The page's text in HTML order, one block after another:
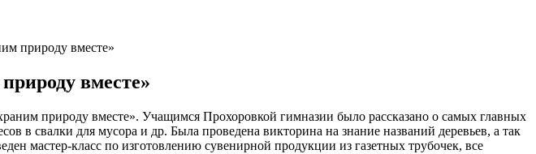
природу вместе»
вместе»
природу вместе». Учащимся Прохоровкой гимназии было рассказано о самых главных
в свалки для мусора и др. Была проведена викторина на знание названий деревьев, а так
мастер-класс по изготовлению сувенирной продукции из газетных трубочек, все